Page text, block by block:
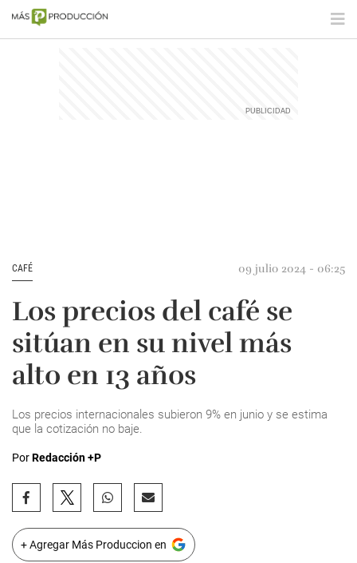
CAFÉ 09 julio 2024 - 06:25
Los precios del café se
sitúan en su nivel más
alto en 13 años
Los precios internacionales subieron 9% en junio y se estima
que la cotización no baje.
PorRedacción +P
+ Agregar Más Produccion en